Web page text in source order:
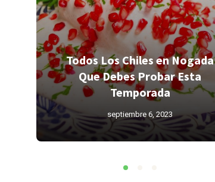
Todos Los Chiles en Nogada
Que Debes Probar Esta
Temporada
agosto 26, 2022